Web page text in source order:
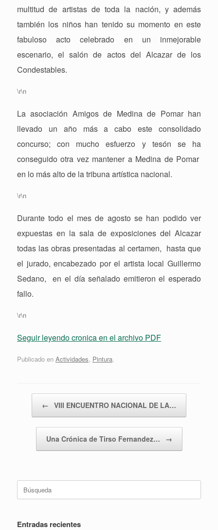
multitud de artistas de toda la nación, y además
también los niños han tenido su momento en este
fabuloso acto celebrado en un inmejorable
escenario, el salón de actos del Alcazar de los
Condestables.
\r\n
La asociación Amigos de Medina de Pomar han
llevado un año más a cabo este consolidado
concurso; con mucho esfuerzo y tesón se ha
conseguido otra vez mantener a Medina de Pomar
en lo más alto de la tribuna artística nacional.
\r\n
Durante todo el mes de agosto se han podido ver
expuestas en la sala de exposiciones del Alcazar
todas las obras presentadas al certamen, hasta que
el jurado, encabezado por el artista local Guillermo
Sedano,
en el día señalado emitieron el esperado
fallo.
\r\n
Seguir leyendo cronica en el archivo PDF
Publicado en Actividades, Pintura.
← VIII ENCUENTRO NACIONAL DE LA…
Una Crónica de Tirso Fernandez… →
Buscar:
Entradas recientes